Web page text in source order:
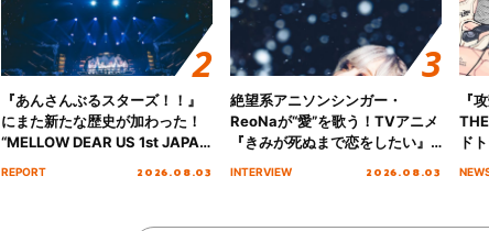
『あんさんぶるスターズ！！』
にまた新たな歴史が加わった！
“MELLOW DEAR US 1st JAPAN
REPORT 2026.08.03
絶望系アニソンシンガー・
ReoNaが“愛”を歌う！TVアニメ
『きみが死ぬまで恋をしたい』
INTERVIEW 2026.08.03
『
ド